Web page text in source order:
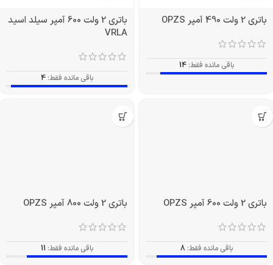
باتری 2 ولت 490 آمپر OPZS
باقی مانده فقط: 14
باتری 2 ولت 600 آمپر سیلد اسید
VRLA
باقی مانده فقط: 4
باتری 2 ولت 600 آمپر OPZS
باقی مانده فقط: 8
باتری 2 ولت 800 آمپر OPZS
باقی مانده فقط: 11